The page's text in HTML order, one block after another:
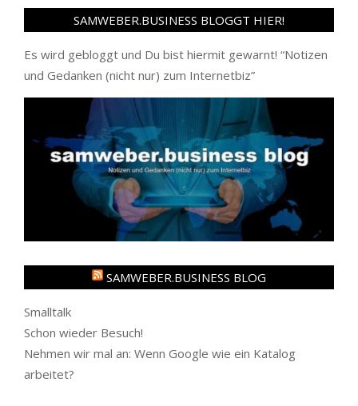
SAMWEBER.BUSINESS BLOGGT HIER!
Es wird gebloggt und Du bist hiermit gewarnt! “Notizen
und Gedanken (nicht nur) zum Internetbiz”
SAMWEBER.BUSINESS BLOG
Smalltalk
Schon wieder Besuch!
Nehmen wir mal an: Wenn Google wie ein Katalog
arbeitet?